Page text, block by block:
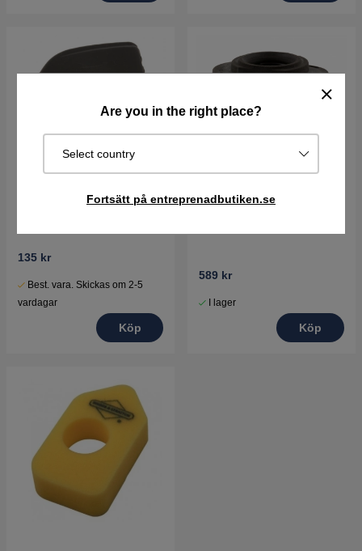
Are you in the right place?
Select country
Fortsätt på entreprenadbutiken.se
135 kr
Best. vara. Skickas om 2-5
vardagar
Köp
589 kr
I lager
Köp